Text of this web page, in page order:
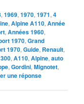
,1969,1970,1971,4
,Alpine A110,Année
,Années 1960,
1970,Grand
1970,Guide, Renault,
,A110,Alpine,auto
,Gordini,Mignotet,
une réponse